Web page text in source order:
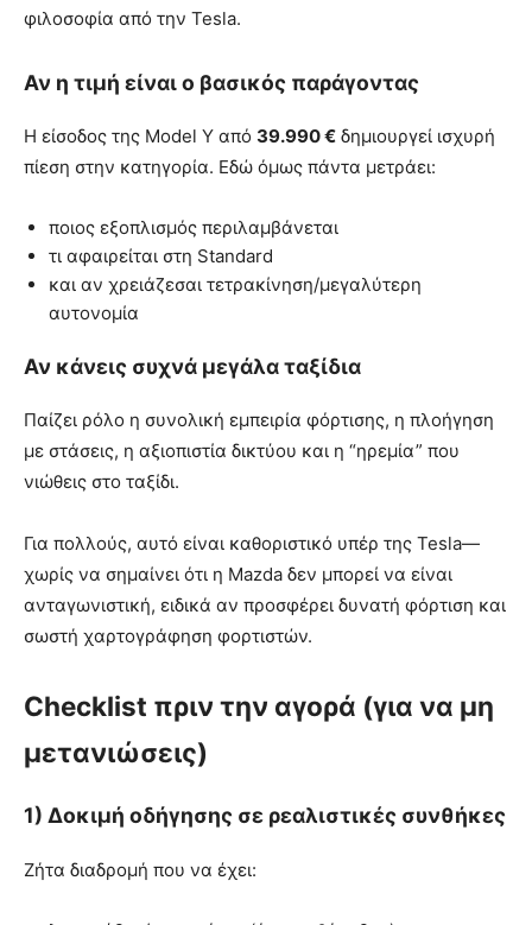
φιλοσοφία από την Tesla.
Αν η τιμή είναι ο βασικός παράγοντας
Η είσοδος της Model Y από 39.990 € δημιουργεί ισχυρή
πίεση στην κατηγορία. Εδώ όμως πάντα μετράει:
ποιος εξοπλισμός περιλαμβάνεται
τι αφαιρείται στη Standard
και αν χρειάζεσαι τετρακίνηση/μεγαλύτερη
αυτονομία
Αν κάνεις συχνά μεγάλα ταξίδια
Παίζει ρόλο η συνολική εμπειρία φόρτισης, η πλοήγηση
με στάσεις, η αξιοπιστία δικτύου και η “ηρεμία” που
νιώθεις στο ταξίδι.
Για πολλούς, αυτό είναι καθοριστικό υπέρ της Tesla—
χωρίς να σημαίνει ότι η Mazda δεν μπορεί να είναι
ανταγωνιστική, ειδικά αν προσφέρει δυνατή φόρτιση και
σωστή χαρτογράφηση φορτιστών.
Checklist πριν την αγορά (για να μη
μετανιώσεις)
1) Δοκιμή οδήγησης σε ρεαλιστικές συνθήκες
Ζήτα διαδρομή που να έχει: